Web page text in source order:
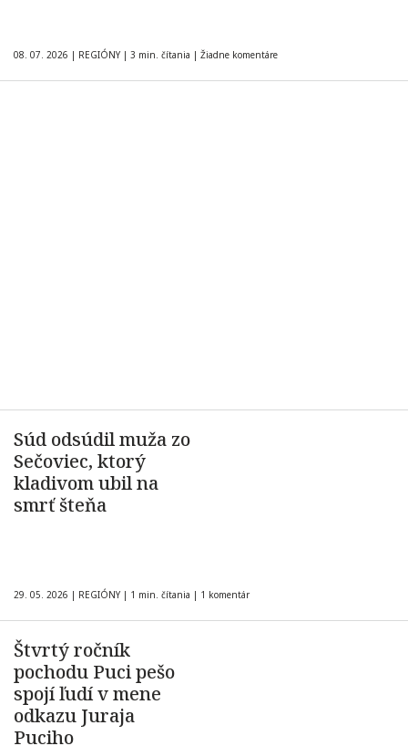
08. 07. 2026 | REGIÓNY | 3 min. čítania | Žiadne komentáre
Súd odsúdil muža zo
Sečoviec, ktorý
kladivom ubil na
smrť šteňa
29. 05. 2026 | REGIÓNY | 1 min. čítania | 1 komentár
Štvrtý ročník
pochodu Puci pešo
spojí ľudí v mene
odkazu Juraja
Puciho